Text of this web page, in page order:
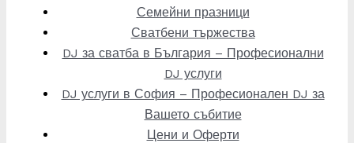
Семейни празници
Сватбени тържества
DJ за сватба в България – Професионални
DJ услуги
DJ услуги в София – Професионален DJ за
Вашето събитие
Цени и Оферти